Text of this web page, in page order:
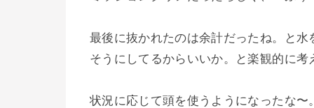
最後に抜かれたのは余計だったね。と
そうにしてるからいいか。と楽観的に考
状況に応じて頭を使うようになったな